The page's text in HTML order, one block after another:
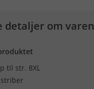
detaljer om varen
til str. 8XL